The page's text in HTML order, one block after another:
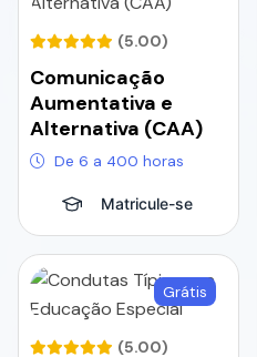
(5.00)
Comunicação
Aumentativa e
Alternativa (CAA)
De 6 a 400 horas
Matricule-se
Grátis
(5.00)